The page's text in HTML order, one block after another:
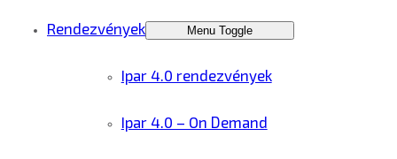
Rendezvények Menu Toggle
Ipar 4.0 rendezvények
Ipar 4.0 – On Demand